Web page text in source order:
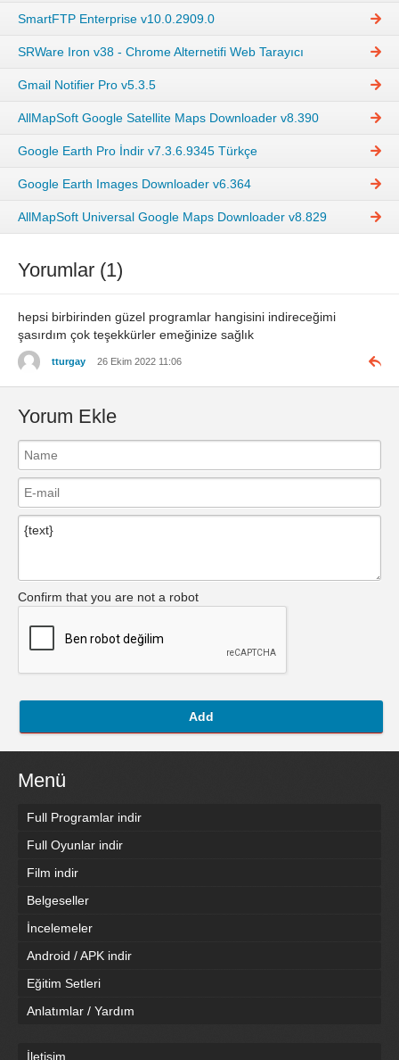
SmartFTP Enterprise v10.0.2909.0
SRWare Iron v38 - Chrome Alternetifi Web Tarayıcı
Gmail Notifier Pro v5.3.5
AllMapSoft Google Satellite Maps Downloader v8.390
Google Earth Pro İndir v7.3.6.9345 Türkçe
Google Earth Images Downloader v6.364
AllMapSoft Universal Google Maps Downloader v8.829
Yorumlar (1)
hepsi birbirinden güzel programlar hangisini indireceğimi
şasırdım çok teşekkürler emeğinize sağlık
tturgay 26 Ekim 2022 11:06
Yorum Ekle
Confirm that you are not a robot
Add
Menü
Full Programlar indir
Full Oyunlar indir
Film indir
Belgeseller
İncelemeler
Android / APK indir
Eğitim Setleri
Anlatımlar / Yardım
İletişim